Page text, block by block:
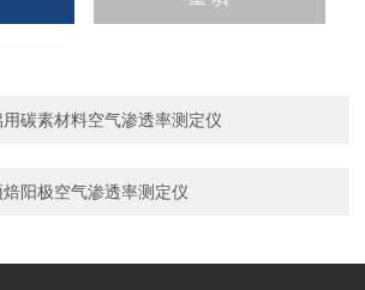
碳素材料空气渗透率测定仪
阳极空气渗透率测定仪